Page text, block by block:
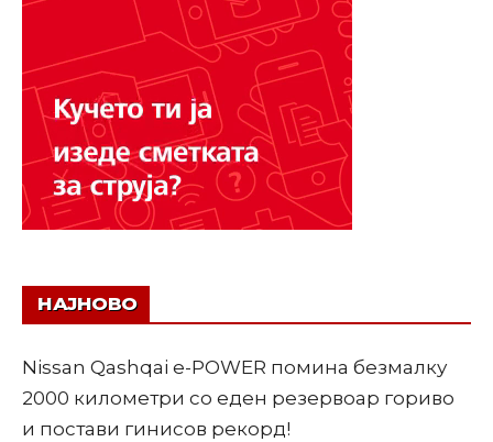
НАЈНОВО
Nissan Qashqai e-POWER помина безмалку
2000 километри со еден резервоар гориво
и постави гинисов рекорд!